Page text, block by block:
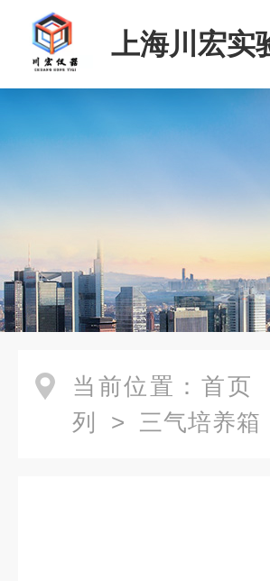
上海川宏实
当前位置： 首页
列
> 三气培养箱